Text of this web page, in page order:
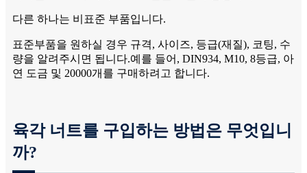
다른 하나는 비표준 부품입니다.
표준부품을 원하실 경우 규격, 사이즈, 등급(재질), 코팅, 수
량을 알려주시면 됩니다.예를 들어, DIN934, M10, 8등급, 아
연 도금 및 20000개를 구매하려고 합니다.
육각 너트를 구입하는 방법은 무엇입니
까?